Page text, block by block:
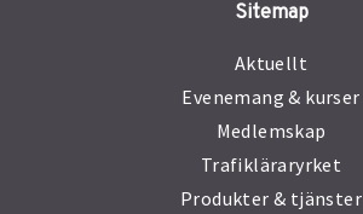
Sitemap
Aktuellt
Evenemang & kurser
Medlemskap
Trafikläraryrket
Produkter & tjänster